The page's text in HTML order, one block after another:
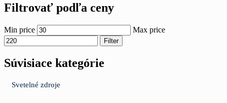
Filtrovať podľa ceny
Min price Max price
Filter
Súvisiace kategórie
Svetelné zdroje